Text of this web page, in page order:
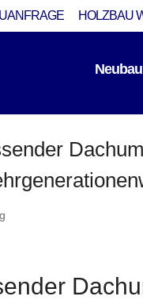
HOLZBAU
Neubau